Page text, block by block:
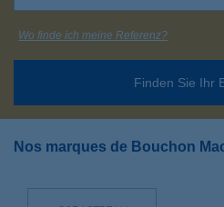
Finden Sie Ihr
Wo finde ich meine Referenz?
Nos marques de Bouchon